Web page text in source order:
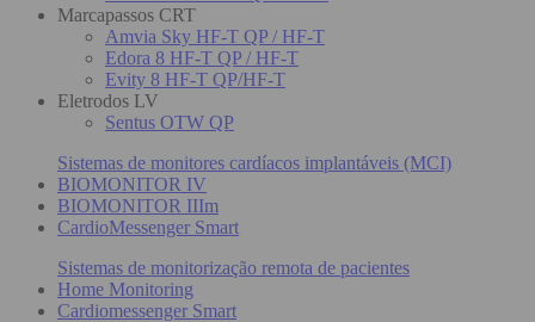
Marcapassos CRT
Amvia Sky HF-T QP / HF-T
Edora 8 HF-T QP / HF-T
Evity 8 HF-T QP/HF-T
Eletrodos LV
Sentus OTW QP
Sistemas de monitores cardíacos implantáveis (MCI)
BIOMONITOR IV
BIOMONITOR IIIm
CardioMessenger Smart
Sistemas de monitorização remota de pacientes
Home Monitoring
Cardiomessenger Smart